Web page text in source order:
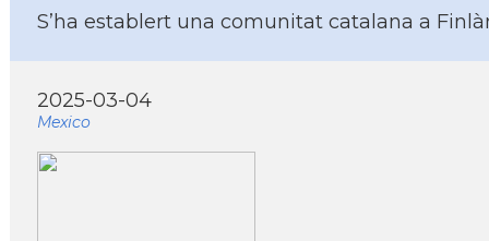
S’ha establert una comunitat catalana a
2025-03-04
Mexico